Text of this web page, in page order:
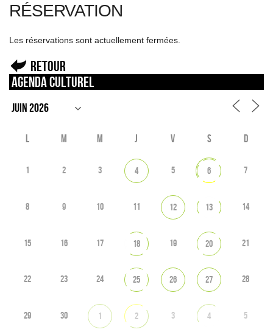
RÉSERVATION
Les réservations sont actuellement fermées.
Retour
Agenda culturel
L M M J V S D
1 2 3 4 5 6 7
8 9 10 11 12 13 14
15 16 17 18 19 20 21
22 23 24 25 26 27 28
29 30 1 2 3 4 5